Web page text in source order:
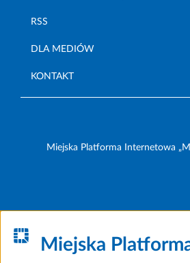
RSS
DLA MEDIÓW
KONTAKT
Miejska Platforma Internetowa
Miejska